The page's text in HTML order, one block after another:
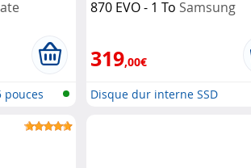
pouces
870 EVO - 1 To Samsung
319,00€
Disque dur interne SSD